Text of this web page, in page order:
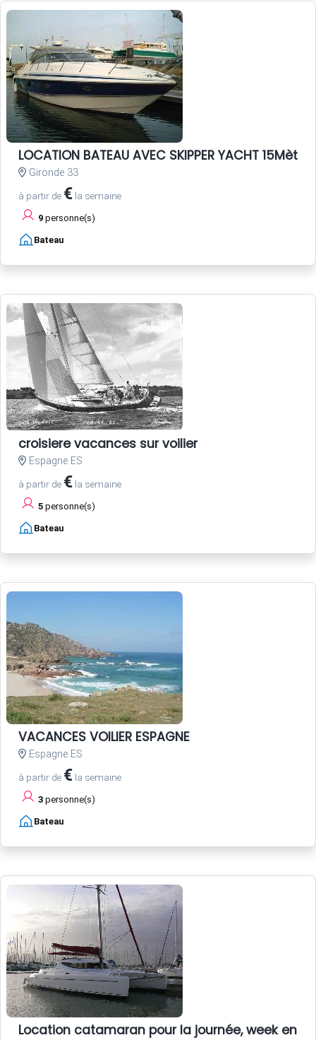
LOCATION BATEAU AVEC SKIPPER YACHT 15Mètres
Gironde 33
à partir de € la semaine
9 personne(s)
Bateau
croisiere vacances sur voilier
Espagne ES
à partir de € la semaine
5 personne(s)
Bateau
VACANCES VOILIER ESPAGNE
Espagne ES
à partir de € la semaine
3 personne(s)
Bateau
Location catamaran pour la journée, week end,